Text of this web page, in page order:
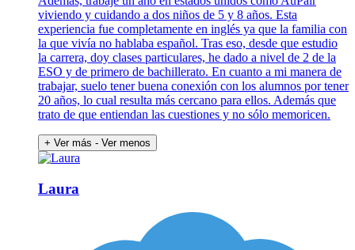
viviendo y cuidando a dos niños de 5 y 8 años. Esta
experiencia fue completamente en inglés ya que la familia con
la que vivía no hablaba español. Tras eso, desde que estudio
la carrera, doy clases particulares, he dado a nivel de 2 de la
ESO y de primero de bachillerato. En cuanto a mi manera de
trabajar, suelo tener buena conexión con los alumnos por tener
20 años, lo cual resulta más cercano para ellos. Además que
trato de que entiendan las cuestiones y no sólo memoricen.
+ Ver más - Ver menos
Laura